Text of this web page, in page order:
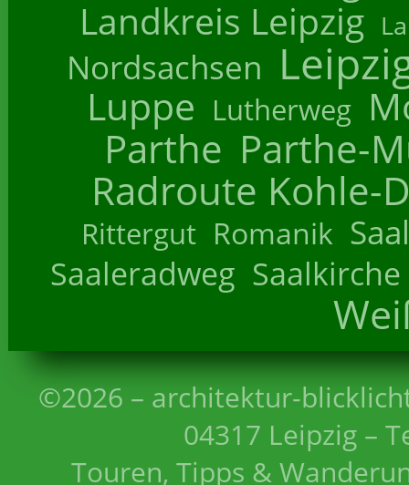
Landkreis Leipzig
Nordsachsen
Luppe Lutherweg
Parthe Parthe-
Radroute Kohle-
Rittergut Romanik
Saaleradweg Saalkirche
©2026 – architektur-
04317 Leipzig –
Touren, Tipps &